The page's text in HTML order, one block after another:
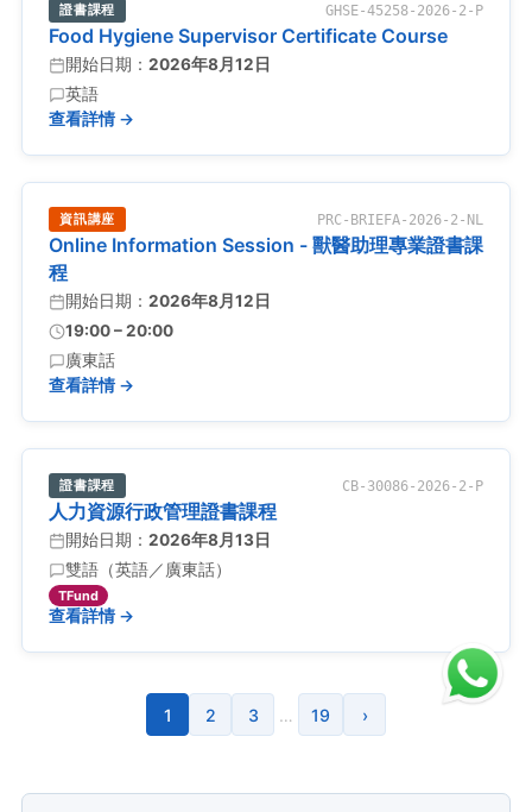
證書課程 GHSE-45258-2026-2-P
Food Hygiene Supervisor Certificate Course
開始日期： 2026年8月12日
英語
查看詳情 →
資訊講座 PRC-BRIEFA-2026-2-NL
Online Information Session - 獸醫助理專業證書課
程
開始日期： 2026年8月12日
19:00 – 20:00
廣東話
查看詳情 →
證書課程 CB-30086-2026-2-P
人力資源行政管理證書課程
開始日期： 2026年8月13日
雙語（英語／廣東話）
TFund
查看詳情 →
1 2 3 … 19 ›